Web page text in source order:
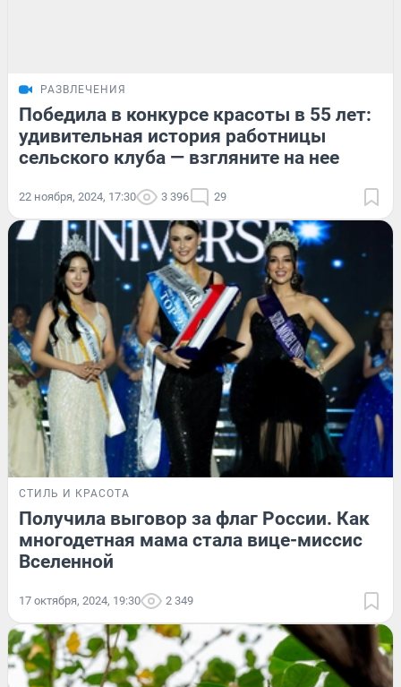
РАЗВЛЕЧЕНИЯ
Победила в конкурсе красоты в 55 лет:
удивительная история работницы
сельского клуба — взгляните на нее
22 ноября, 2024, 17:30 3 396 29
СТИЛЬ И КРАСОТА
Получила выговор за флаг России. Как
многодетная мама стала вице-миссис
Вселенной
17 октября, 2024, 19:30 2 349